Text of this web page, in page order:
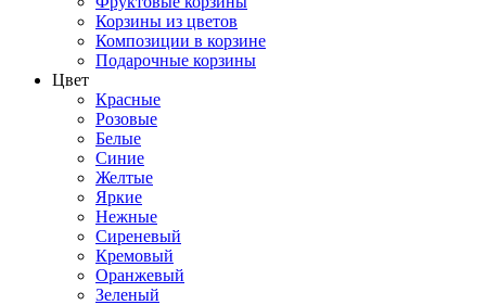
Корзины из цветов
Композиции в корзине
Подарочные корзины
Цвет
Красные
Розовые
Белые
Синие
Желтые
Яркие
Нежные
Сиреневый
Кремовый
Оранжевый
Зеленый